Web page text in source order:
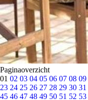
Paginaoverzicht
01 02 03 04 05 06 07 08 09
23 24 25 26 27 28 29 30 31
45 46 47 48 49 50 51 52 53